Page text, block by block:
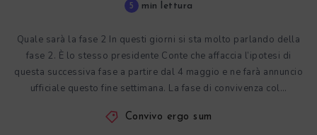
5 min lettura
Quale sarà la fase 2 In questi giorni si sta molto parlando della
fase 2. È lo stesso presidente Conte che affaccia l’ipotesi di
questa successiva fase a partire dal 4 maggio e ne farà annuncio
ufficiale questo fine settimana. La fase di convivenza col…
Convivo ergo sum